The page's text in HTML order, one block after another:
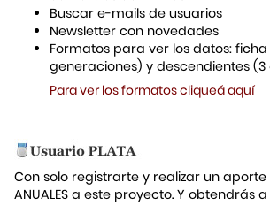
Buscar e-mails de usuarios
Newsletter con novedades
Formatos para ver los datos:
generaciones) y descendientes
Para ver los formatos cliqueá aquí
Con solo registrarte y realizar un aporte
ANUALES a este proyecto. Y obtendrás